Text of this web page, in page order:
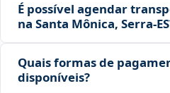
É possível agendar
na Santa Mônica,
Quais formas de
disponíveis?